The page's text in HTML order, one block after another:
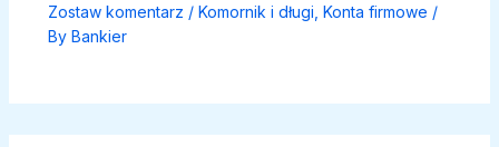
Zostaw komentarz / Komornik i długi Konta firmowe /
By Bankier